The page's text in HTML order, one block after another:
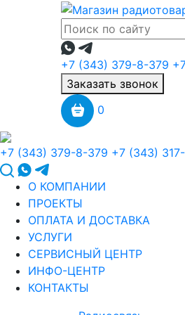
+7 (343) 379-8-379
Заказать звонок
0
+7 (343) 379-8-379 +7 (343)
О КОМПАНИИ
ПРОЕКТЫ
ОПЛАТА И ДОСТАВКА
УСЛУГИ
СЕРВИСНЫЙ ЦЕНТР
ИНФО-ЦЕНТР
КОНТАКТЫ